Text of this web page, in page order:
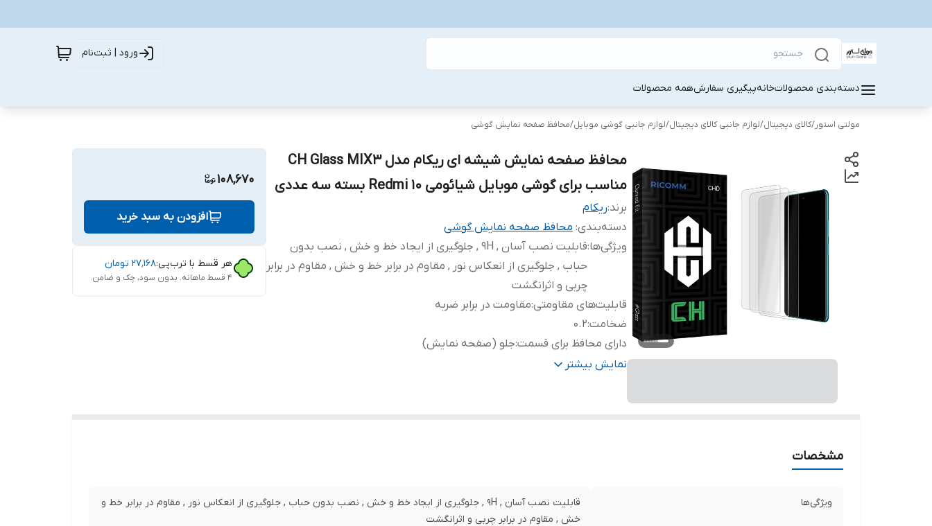
ورود | ثبت‌نام
دسته‌بندی محصولاتخانهپیگیری سفارشهمه محصولات
مولتی استور/کالای دیجیتال/لوازم جانبی کالای دیجیتال/لوازم جانبی گوشی موبایل/محافظ صفحه نمایش گوشی
محافظ صفحه نمایش شیشه ای ریکام مدل CH Glass MIX3
مناسب برای گوشی موبایل شیائومی Redmi 10 بسته سه عددی
برند:ریکام
دسته‌بندی: محافظ صفحه نمایش گوشی
ویژگی‌ها:
قابلیت نصب آسان , 9H , جلوگیری از ایجاد خط و خش , نصب بدون
حباب , جلوگیری از انعکاس نور , مقاوم در برابر خط و خش , مقاوم در برابر
چربی و اثرانگشت
قابلیت‌های مقاومتی:مقاومت در برابر ضربه
ضخامت:
0.2
دارای محافظ برای قسمت:جلو (صفحه نمایش)
رنگ:بی رنگ
نمایش بیشتر
108,670
افزودن به سبد خرید
هر قسط با ترب‌پی:۲۷٬۱۶۸ تومان
۴ قسط ماهانه. بدون سود، چک و ضامن.
مشخصات
ویژگی‌ها
قابلیت نصب آسان , 9H , جلوگیری از ایجاد خط و خش , نصب بدون حباب , جلوگیری از انعکاس نور , مقاوم در برابر خط و
خش , مقاوم در برابر چربی و اثرانگشت